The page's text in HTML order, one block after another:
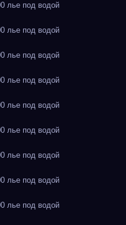
лье под водой
лье под водой
лье под водой
лье под водой
лье под водой
лье под водой
лье под водой
лье под водой
лье под водой